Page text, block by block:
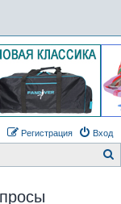
Вход
Регистрация